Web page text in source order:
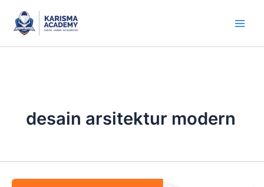
content
desain arsitektur modern